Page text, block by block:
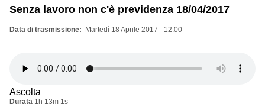
Senza lavoro non c'è previdenza 18/04/2017
Data di trasmissione Martedì 18 Aprile 2017 - 12:00
Ascolta
Durata 1h 13m 1s